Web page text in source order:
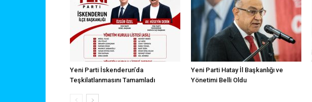
Yeni Parti İskenderun’da
Teşkilatlanmasını Tamamladı
Yeni Parti Hatay İl Başkanlığı ve
Yönetimi Belli Oldu